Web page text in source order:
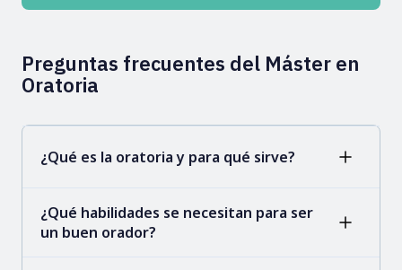
Preguntas frecuentes del Máster en
Oratoria
¿Qué es la oratoria y para qué sirve?
¿Qué habilidades se necesitan para ser
un buen orador?